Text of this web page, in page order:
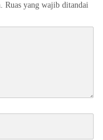
Ruas yang wajib ditandai